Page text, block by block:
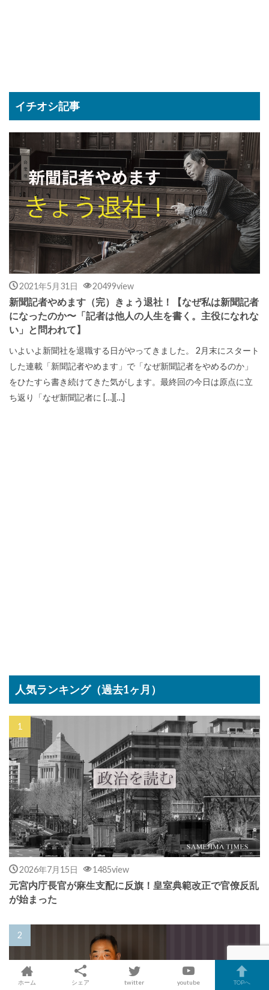
イチオシ記事
2021年5月31日 20499view
新聞記者やめます（完）きょう退社！【なぜ私は新聞記者
になったのか〜「記者は他人の人生を書く。主役になれな
い」と問われて】
いよいよ新聞社を退職する日がやってきました。 2月末にスタート
した連載「新聞記者やめます」で「なぜ新聞記者をやめるのか」
をひたすら書き続けてきた気がします。最終回の今日は原点に立
ち返り「なぜ新聞記者に […][…]
人気ランキング（過去1ヶ月）
2026年7月15日 1485view
元宮内庁長官が麻生支配に反旗！皇室典範改正で官僚反乱
が始まった
ホーム シェア twitter youtube TOPへ